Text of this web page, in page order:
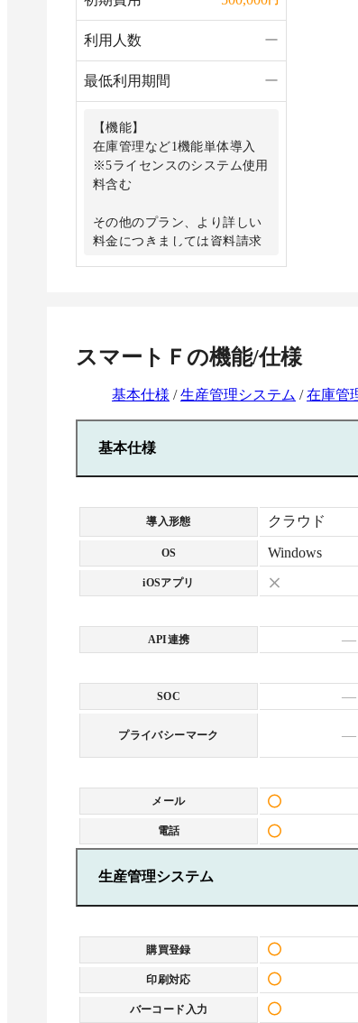
利用人数 ー
最低利用期間 ー
【機能】
在庫管理など1機能単体導入
※5ライセンスのシステム使⽤
料含む
その他のプラン、より詳しい
料金につきましては資料請求
スマートＦ の機能/仕様
基本仕様 /生産管理システム /在庫管
基本仕様
導入形態 クラウド
OS Windows
iOSアプリ
API連携
—
SOC —
プライバシーマーク —
メール
電話
生産管理システム
購買登録
印刷対応
バーコード入力